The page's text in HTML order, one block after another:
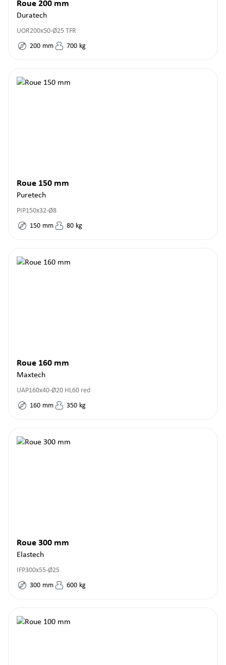
Roue 200 mm
Duratech
UOR200x50-Ø25 TFR
200 mm 700 kg
Roue 150 mm
Puretech
PIP150x32-Ø8
150 mm 80 kg
Roue 160 mm
Maxtech
UAP160x40-Ø20 HL60 red
160 mm 350 kg
Roue 300 mm
Elastech
IFP300x55-Ø25
300 mm 600 kg